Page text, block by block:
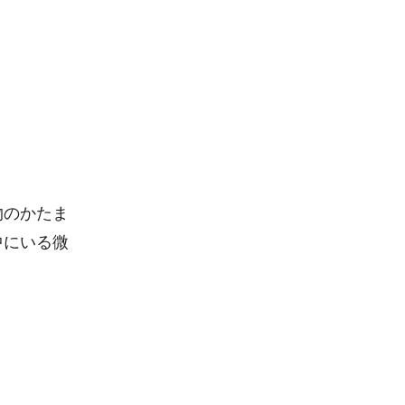
かたま
いる微